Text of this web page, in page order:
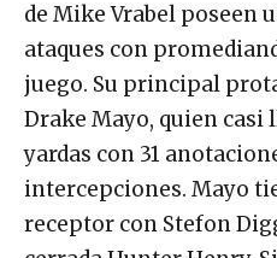
de Mike Vrabel poseen
ataques con
juego. Su principal
Drake Mayo, quien casi
yardas con 31
intercepciones. Mayo
receptor con Stefon